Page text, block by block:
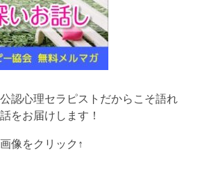
認心理セラピストだからこそ語れ
をお届けします！
像をクリック↑